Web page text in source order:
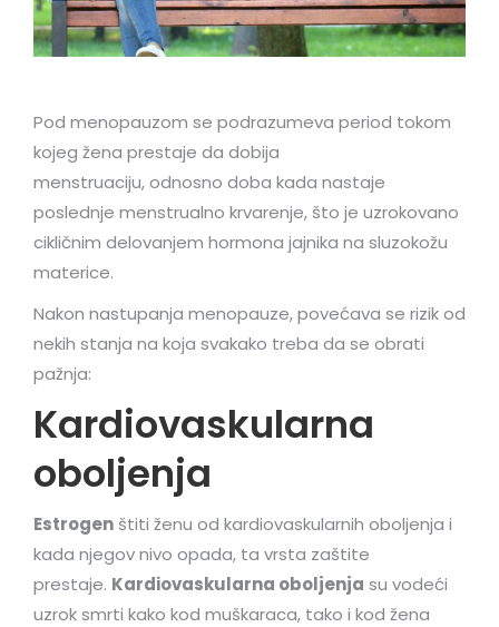
Pod menopauzom se podrazumeva period tokom
kojeg žena prestaje da dobija
menstruaciju, odnosno doba kada nastaje
poslednje menstrualno krvarenje, što je uzrokovano
cikličnim delovanjem hormona jajnika na sluzokožu
materice.
Nakon nastupanja menopauze, povećava se rizik od
nekih stanja na koja svakako treba da se obrati
pažnja:
Kardiovaskularna
oboljenja
Estrogen štiti ženu od kardiovaskularnih oboljenja i
kada njegov nivo opada, ta vrsta zaštite
prestaje. Kardiovaskularna oboljenja su vodeći
uzrok smrti kako kod muškaraca, tako i kod žena